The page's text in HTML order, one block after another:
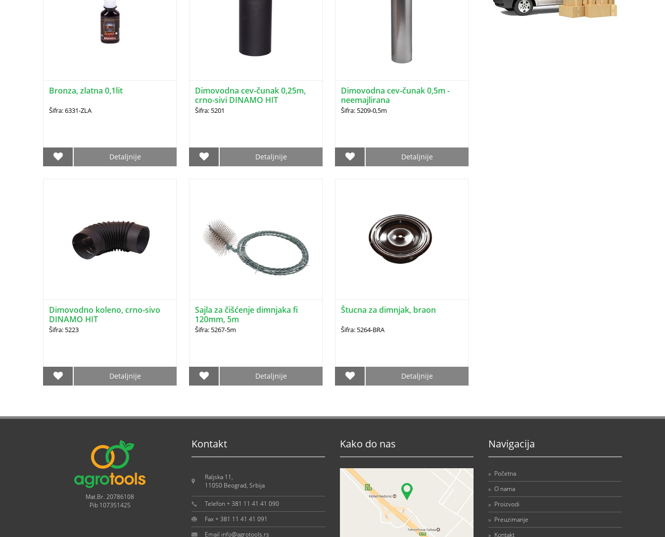
Bronza, zlatna 0,1lit
Šifra: 6331-ZLA
Detaljnije
Dimovodna cev-čunak 0,25m,
crno-sivi DINAMO HIT
Šifra: 5201
Detaljnije
Dimovodna cev-čunak 0,5m -
neemajlirana
Šifra: 5209-0,5m
Detaljnije
Dimovodno koleno, crno-sivo
DINAMO HIT
Šifra: 5223
Detaljnije
Sajla za čišćenje dimnjaka fi
120mm, 5m
Šifra: 5267-5m
Detaljnije
Štucna za dimnjak, braon
Šifra: 5264-BRA
Detaljnije
Mat.Br. 20786108
Pib 107351425
Kontakt
Raljska 11,
11050 Beograd, Srbija
Telefon + 381 11 41 41 090
Fax + 381 11 41 41 091
Email info@agrotools.rs
Kako do nas Navigacija
» Početna
» O nama
» Proizvodi
» Preuzimanje
» Kontakt